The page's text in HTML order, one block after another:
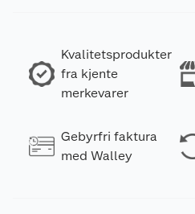
Kvalitetsprodukter
fra kjente
merkevarer
Gebyrfri faktura
med Walley